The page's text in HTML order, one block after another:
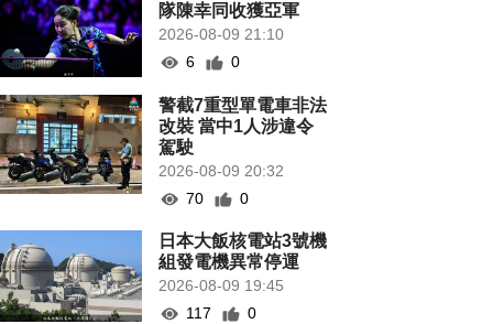
隊陳幸同收獲亞軍
2026-08-09 21:10
6
0
警截7重型單電車非法
改裝 當中1人涉違令
駕駛
2026-08-09 20:32
70
0
日本大飯核電站3號機
組發電機異常停運
2026-08-09 19:45
117
0